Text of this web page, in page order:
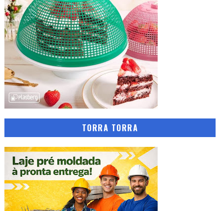
TORRA TORRA